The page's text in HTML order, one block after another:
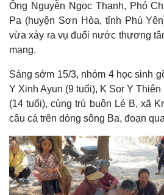
Quốc hội
Nhận diện sự thật
Ông Nguyễn Ngọc Thanh, Phó
Pa (huyện Sơn Hòa, tỉnh Phú
vừa xảy ra vụ đuối nước thương
mạng.
Sáng sớm 15/3, nhóm 4 học sinh
Y Xinh Ayun (9 tuổi), K Sor Y
(14 tuổi), cùng trú buôn Lé B, xã
câu cá trên dòng sông Ba, đoạn